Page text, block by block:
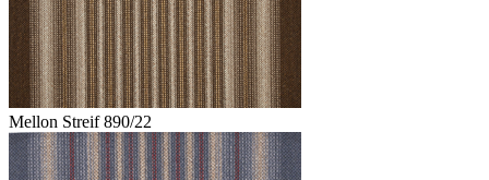
Mellon Streif 890/22